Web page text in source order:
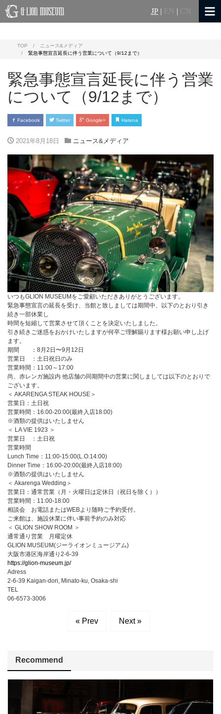
JP | EN | CN
TOP
ニュース&メディア
緊急事態宣言延長に伴う営業について（9/12まで）
緊急事態宣言延長に伴う営業
について（9/12まで）
Facebook Twitter Google+ Hatena
2021年8月18日 ニュース&メディア
いつもGLION MUSEUMをご愛顧いただきありがとうございます。
緊急事態宣言の延長を受け、当館と致しましては期間中、以下のとおり引き
続き一部休業し
時間を短縮して営業させて頂くことを決定いたしました。
引き続きご迷惑をおかけいたしますが何卒ご理解賜ります様お願い申し上げ
ます。
期間 ：8月2日〜9月12日
営業日 ：土日祝日のみ
営業時間：11:00～17:00
尚、赤レンガ施設内 他店舗の同期間中の営業に関しましては以下のとおりで
ございます。
＜ AKARENGA STEAK HOUSE＞
営業日：土日祝
営業時間：16:00-20:00(最終入店18:00)
※酒類の提供はいたしません
＜ LA VIE 1923 ＞
営業日 ：土日祝
営業時間
Lunch Time：11:00-15:00(L.O.14:00)
Dinner Time：16:00-20:00(最終入店18:00)
※酒類の提供はいたしません
＜ Akarenga Wedding＞
営業日：通常営業（月・火曜日は定休日（祝日を除く））
営業時間：11:00-18:00
相談会 お電話またはWEBより随時ご予約受付。
ご来館は、施設休業に伴い事前予約のみ対応
＜ GLION SHOW ROOM ＞
通常通り営業 月曜定休
GLION MUSEUM(ジーライオンミュージアム)
大阪市港区海岸通り2-6-39
https://glion-museum.jp/
Adress
2-6-39 Kaigan-dori, Minato-ku, Osaka-shi
TEL
06-6573-3006
« Prev Next »
Recommend